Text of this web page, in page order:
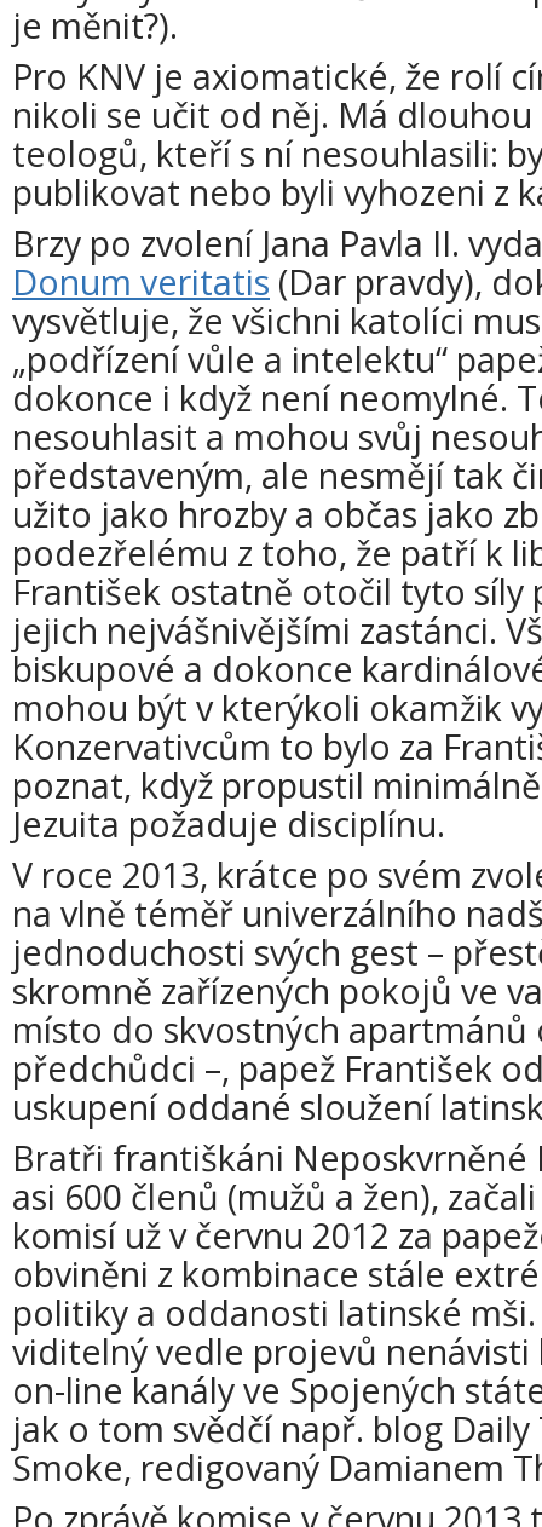
je měnit?).
Pro KNV je axiomatické, že rolí
nikoli se učit od něj. Má
teologů, kteří s ní nesouhlasili:
publikovat nebo byli vyhozeni z
Brzy po zvolení Jana Pavla II.
Donum veritatis (Dar pravdy),
vysvětluje, že všichni katolíci
„podřízení vůle a intelektu“
dokonce i když není neomylné.
nesouhlasit a mohou svůj
představeným, ale nesmějí tak
užito jako hrozby a občas jako
podezřelému z toho, že patří k
František ostatně otočil tyto síly
jejich nejvášnivějšími zastánci.
biskupové a dokonce
mohou být v kterýkoli okamžik
Konzervativcům to bylo za
poznat, když propustil
Jezuita požaduje disciplínu.
V roce 2013, krátce po svém
na vlně téměř univerzálního
jednoduchosti svých gest –
skromně zařízených pokojů ve
místo do skvostných apartmánů
předchůdci –, papež František
uskupení oddané sloužení
Bratři františkáni Neposkvrněné
asi 600 členů (mužů a žen),
komisí už v červnu 2012 za
obviněni z kombinace stále
politiky a oddanosti latinské
viditelný vedle projevů nenávisti
on-line kanály ve Spojených
jak o tom svědčí např. blog
Smoke, redigovaný Damianem